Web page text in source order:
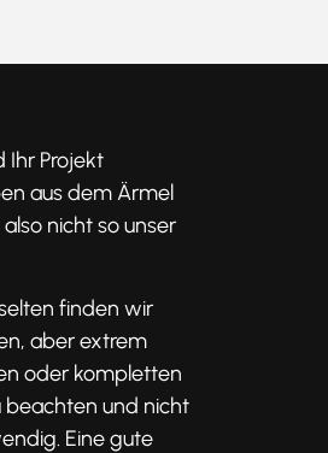
Ihr Projekt
aus dem Ärmel
nicht so unser
finden wir
aber extrem
oder kompletten
beachten und nicht
Eine gute